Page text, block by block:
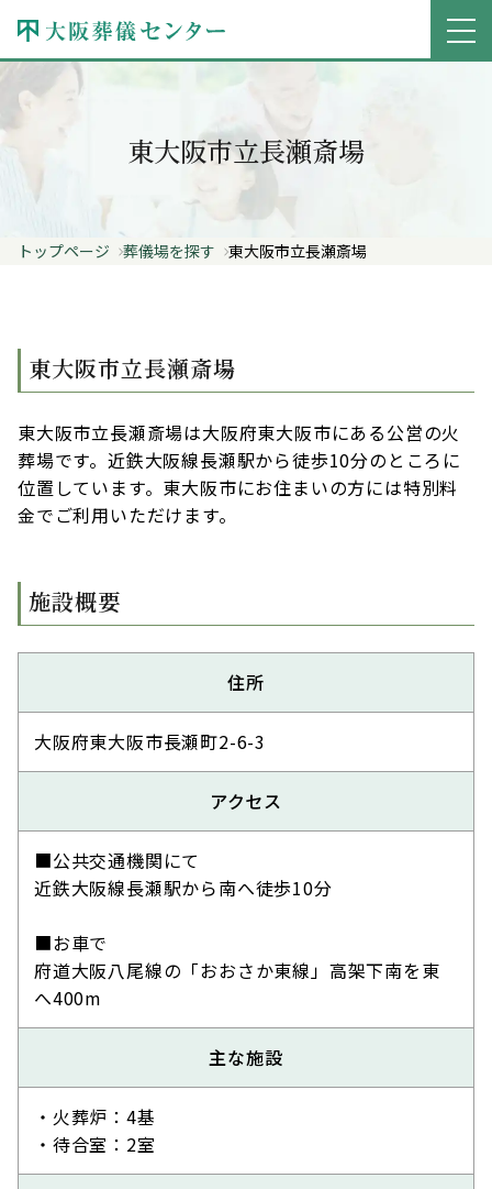
東大阪市立長瀬斎場
トップページ 葬儀場を探す 東大阪市立長瀬斎場
東大阪市立長瀬斎場
東大阪市立長瀬斎場は大阪府東大阪市にある公営の火
葬場です。近鉄大阪線長瀬駅から徒歩10分のところに
位置しています。東大阪市にお住まいの方には特別料
金でご利用いただけます。
施設概要
住所
大阪府東大阪市長瀬町2-6-3
アクセス
■公共交通機関にて
近鉄大阪線長瀬駅から南へ徒歩10分
■お車で
府道大阪八尾線の「おおさか東線」高架下南を東
へ400m
主な施設
・火葬炉：4基
・待合室：2室